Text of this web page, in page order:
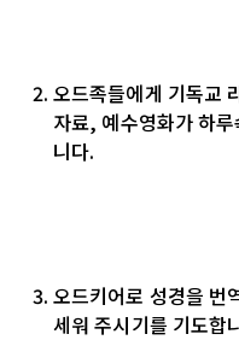
오드족들에게 기독교
자료, 예수영화가 하
니다.
오드키어로 성경을 번
세워 주시기를 기도합